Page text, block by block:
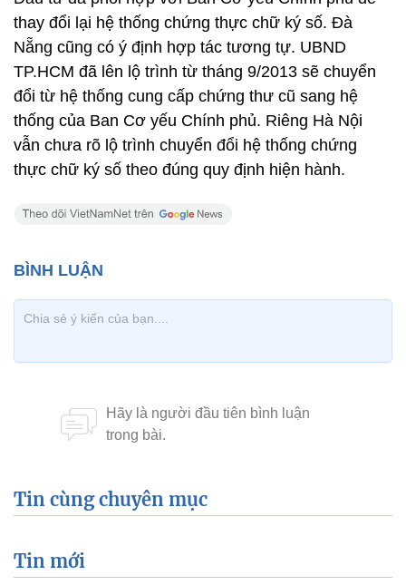
thay đổi lại hệ thống chứng thực chữ ký số. Đà
Nẵng cũng có ý định hợp tác tương tự. UBND
TP.HCM đã lên lộ trình từ tháng 9/2013 sẽ chuyển
đổi từ hệ thống cung cấp chứng thư cũ sang hệ
thống của Ban Cơ yếu Chính phủ. Riêng Hà Nội
vẫn chưa rõ lộ trình chuyển đổi hệ thống chứng
thực chữ ký số theo đúng quy định hiện hành.
Tin cùng chuyên mục
Tin mới